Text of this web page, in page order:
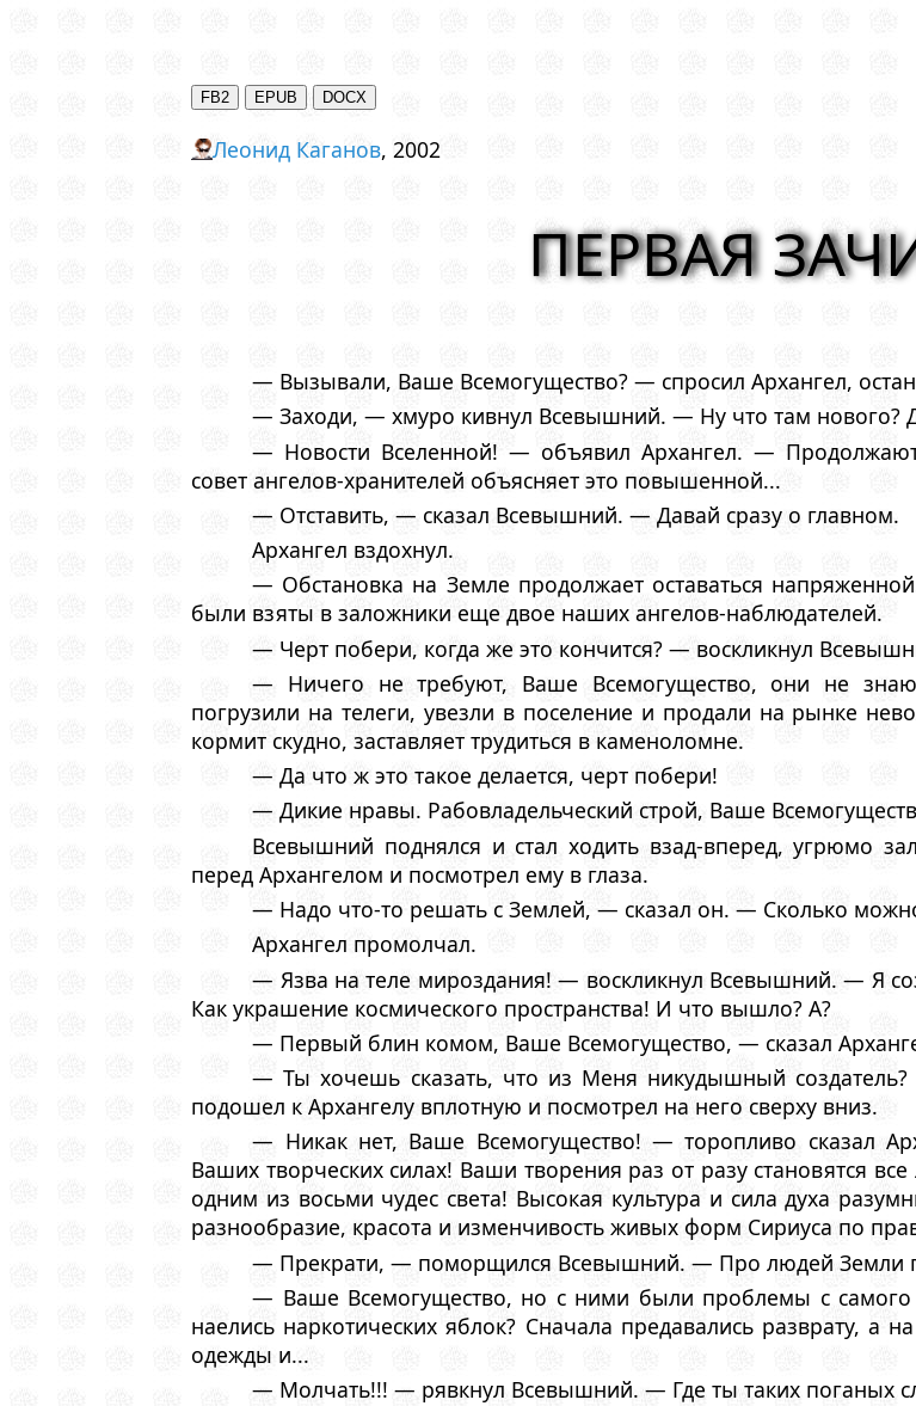
Леонид Каганов, 2002
ПЕРВАЯ
— Вызывали, Ваше Всемогущество? — спросил Архангел,
— Заходи, — хмуро кивнул Всевышний. — Ну что там нового?
— Новости Вселенной! — объявил Архангел. —
совет ангелов-хранителей объясняет это повышенной...
— Отставить, — сказал Всевышний. — Давай сразу о главном.
Архангел вздохнул.
— Обстановка на Земле продолжает оставаться
были взяты в заложники еще двое наших ангелов-наблюдателей.
— Черт побери, когда же это кончится? — воскликнул
— Ничего не требуют, Ваше Всемогущество, они не
погрузили на телеги, увезли в поселение и продали на рынке
кормит скудно, заставляет трудиться в каменоломне.
— Да что ж это такое делается, черт побери!
— Дикие нравы. Рабовладельческий строй, Ваше
Всевышний поднялся и стал ходить взад-вперед, угрюмо
перед Архангелом и посмотрел ему в глаза.
— Надо что-то решать с Землей, — сказал он. — Сколько можно
Архангел промолчал.
— Язва на теле мироздания! — воскликнул Всевышний. — Я
Как украшение космического пространства! И что вышло? А?
— Первый блин комом, Ваше Всемогущество, — сказал
— Ты хочешь сказать, что из Меня никудышный
подошел к Архангелу вплотную и посмотрел на него сверху вниз.
— Никак нет, Ваше Всемогущество! — торопливо сказал
Ваших творческих силах! Ваши творения раз от разу становятся
одним из восьми чудес света! Высокая культура и сила духа
разнообразие, красота и изменчивость живых форм Сириуса по
— Прекрати, — поморщился Всевышний. — Про людей Земли
— Ваше Всемогущество, но с ними были проблемы с
наелись наркотических яблок? Сначала предавались разврату, а
одежды и...
— Молчать!!! — рявкнул Всевышний. — Где ты таких поганых